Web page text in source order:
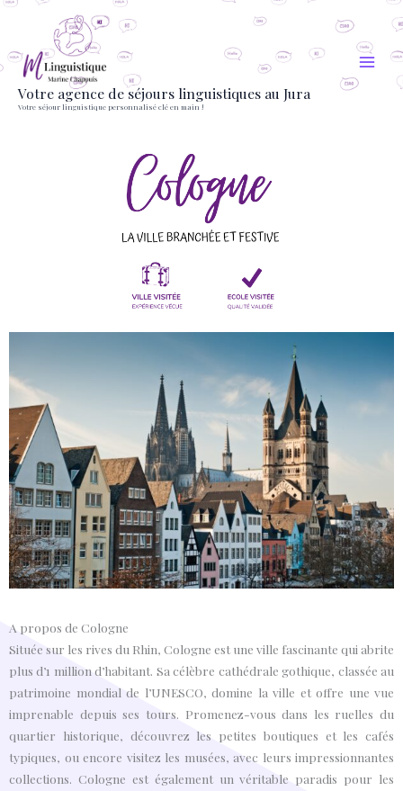
Aller
contenu
Votre agence de séjours linguistiques au Jura
Votre séjour linguistique personnalisé clé en main !
A propos de Cologne
Située sur les rives du Rhin, Cologne est une ville fascinante qui abrite
plus d’1 million d’habitant. Sa célèbre cathédrale gothique, classée au
patrimoine mondial de l’UNESCO, domine la ville et offre une vue
imprenable depuis ses tours. Promenez-vous dans les ruelles du
quartier historique, découvrez les petites boutiques et les cafés
typiques, ou encore visitez les musées, avec leurs impressionnantes
collections. Cologne est également un véritable paradis pour les